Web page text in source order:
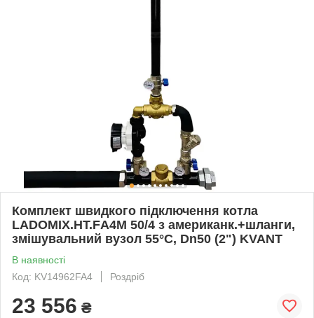
Комплект швидкого підключення котла
LADOMIX.HT.FА4M 50/4 з американк.+шланги,
змішувальний вузол 55°C, Dn50 (2") KVANT
В наявності
Код: KV14962FA4
Роздріб
23 556 ₴